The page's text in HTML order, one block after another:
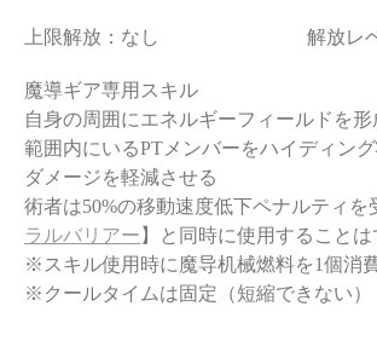
上限解放：なし 解放レ
魔導ギア専用スキル
自身の周囲にエネルギーフィールドを形
範囲内にいるPTメンバーをハイディン
ダメージを軽減させる
術者は50%の移動速度低下ペナルティを
ラルバリアー 】と同時に使用することは
※スキル使用時に魔导机械燃料を1個消
※クールタイムは固定（短縮できない）